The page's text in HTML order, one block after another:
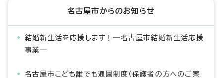
名古屋市からのお知らせ
結婚新生活を応援します！―名古屋市結婚新生活応援
事業―
名古屋市こども誰でも通園制度（保護者の方へのご案